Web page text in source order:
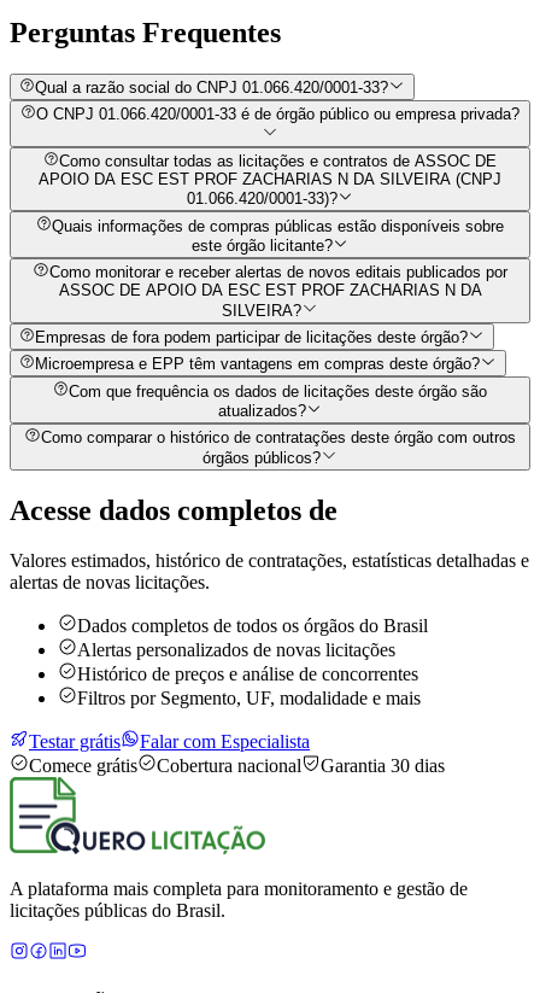
Perguntas Frequentes
Qual a razão social do CNPJ 01.066.420/0001-33?
O CNPJ 01.066.420/0001-33 é de órgão público ou empresa privada?
Como consultar todas as licitações e contratos de ASSOC DE
APOIO DA ESC EST PROF ZACHARIAS N DA SILVEIRA (CNPJ
01.066.420/0001-33)?
Quais informações de compras públicas estão disponíveis sobre
este órgão licitante?
Como monitorar e receber alertas de novos editais publicados por
ASSOC DE APOIO DA ESC EST PROF ZACHARIAS N DA
SILVEIRA?
Empresas de fora podem participar de licitações deste órgão?
Microempresa e EPP têm vantagens em compras deste órgão?
Com que frequência os dados de licitações deste órgão são
atualizados?
Como comparar o histórico de contratações deste órgão com outros
órgãos públicos?
Acesse dados completos de
Valores estimados, histórico de contratações, estatísticas detalhadas e
alertas de novas licitações.
Dados completos de todos os órgãos do Brasil
Alertas personalizados de novas licitações
Histórico de preços e análise de concorrentes
Filtros por Segmento, UF, modalidade e mais
Testar grátis
Falar com Especialista
Comece grátis
Cobertura nacional Garantia 30 dias
A plataforma mais completa para monitoramento e gestão de
licitações públicas do Brasil.